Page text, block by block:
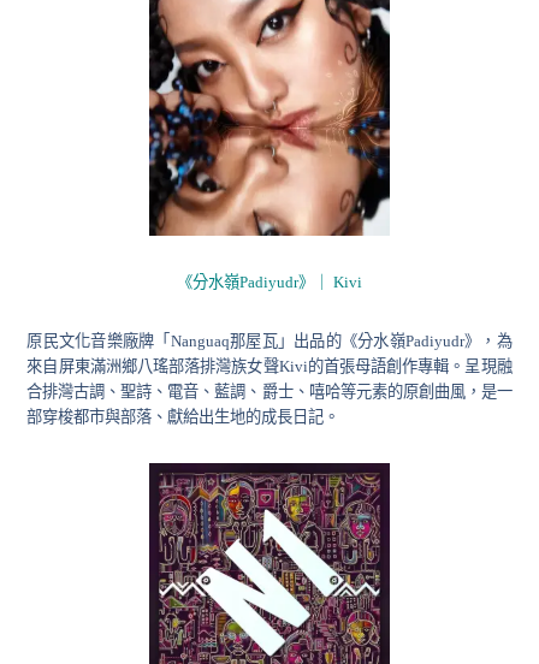
《分水嶺Padiyudr》｜ Kivi
原民文化音樂廠牌「Nanguaq那屋瓦」出品的《分水嶺Padiyudr》，為
來自屏東滿洲鄉八瑤部落排灣族女聲Kivi的首張母語創作專輯。呈現融
合排灣古調、聖詩、電音、藍調、爵士、嘻哈等元素的原創曲風，是一
部穿梭都市與部落、獻給出生地的成長日記。